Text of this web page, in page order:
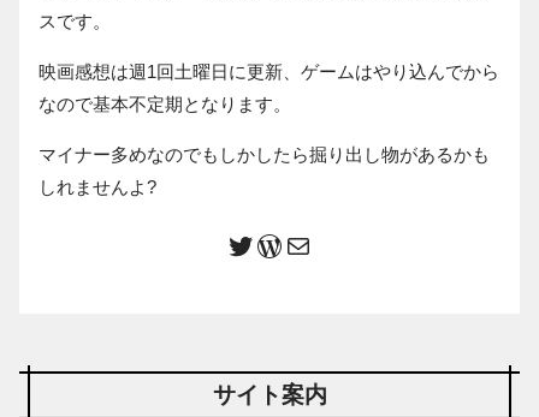
スです。
映画感想は週1回土曜日に更新、ゲームはやり込んでから
なので基本不定期となります。
マイナー多めなのでもしかしたら掘り出し物があるかも
しれませんよ?
サイト案内